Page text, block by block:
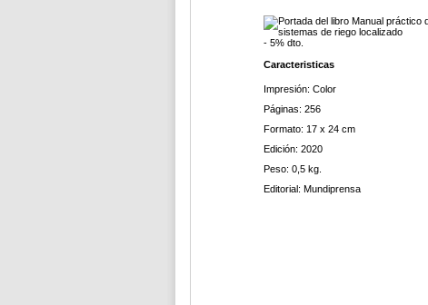
- 5% dto.
Caracteristicas
Impresión: Color
Páginas: 256
Formato: 17 x 24 cm
Edición: 2020
Peso: 0,5 kg.
Editorial: Mundiprensa